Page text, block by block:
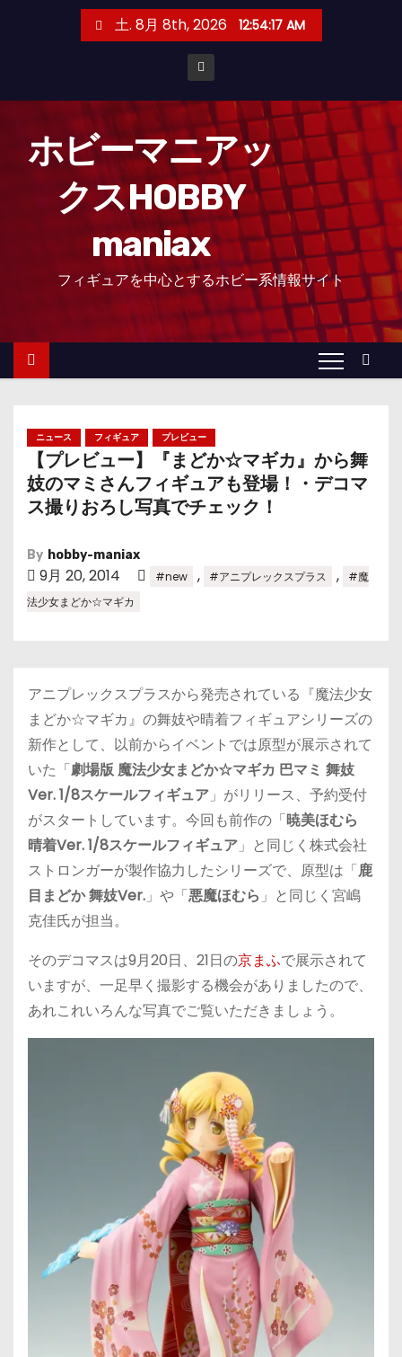
土. 8月 8th, 2026 12:54:19 AM
ホビーマニアッ
クスHOBBY
maniax
フィギュアを中心とするホビー系情報サイト
ニュース フィギュア プレビュー
【プレビュー】『まどか☆マギカ』から舞
妓のマミさんフィギュアも登場！・デコマ
ス撮りおろし写真でチェック！
By hobby-maniax
9月 20, 2014 #new , #アニプレックスプラス ,
#魔
法少女まどか☆マギカ
アニプレックスプラスから発売されている『魔法少女
まどか☆マギカ』の舞妓や晴着フィギュアシリーズの
新作として、以前からイベントでは原型が展示されて
いた「劇場版 魔法少女まどか☆マギカ 巴マミ 舞妓
Ver. 1/8スケールフィギュア 」がリリース、予約受付
がスタートしています。今回も前作の「暁美ほむら
晴着Ver. 1/8スケールフィギュア 」と同じく株式会社
ストロンガーが製作協力したシリーズで、原型は「鹿
目まどか 舞妓Ver. 」や「悪魔ほむら 」と同じく宮嶋
克佳氏が担当。
そのデコマスは9月20日、21日の京まふで展示されて
いますが、一足早く撮影する機会がありましたので、
あれこれいろんな写真でご覧いただきましょう。